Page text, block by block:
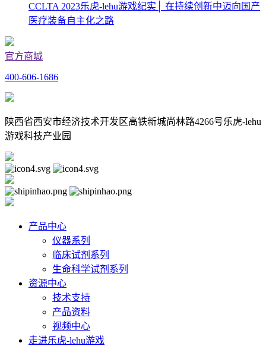
CCLTA 2023乐虎-lehu游戏纪实│ 在持续创新中迈向国产
医疗装备自主化之路
官方商城
400-606-1686
陕西省西安市经济技术开发区高铁新城尚林路4266号乐虎-lehu
游戏科技产业园
产品中心
仪器系列
临床试剂系列
生命科学试剂系列
资源中心
技术支持
产品资料
视频中心
走进乐虎-lehu游戏